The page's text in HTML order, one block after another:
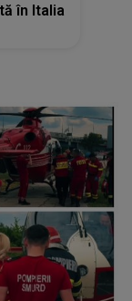
în Italia